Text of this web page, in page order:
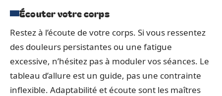
Écouter votre corps
Restez à l’écoute de votre corps. Si vous ressentez
des douleurs persistantes ou une fatigue
excessive, n’hésitez pas à moduler vos séances. Le
tableau d’allure est un guide, pas une contrainte
inflexible. Adaptabilité et écoute sont les maîtres